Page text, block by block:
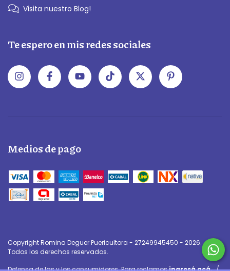
Visita nuestro Blog!
Te espero en mis redes sociales
Medios de pago
Copyright Romina Deguer Puericultora - 27249945450 - 2026.
Todos los derechos reservados.
Defensa de las y los consumidores. Para reclamosingresá acá. /